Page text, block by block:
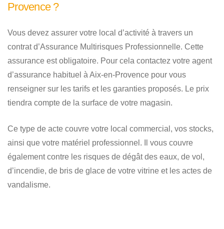
Provence ?
Vous devez assurer votre local d’activité à travers un
contrat d’Assurance Multirisques Professionnelle. Cette
assurance est obligatoire. Pour cela contactez votre agent
d’assurance habituel à Aix-en-Provence pour vous
renseigner sur les tarifs et les garanties proposés. Le prix
tiendra compte de la surface de votre magasin.
Ce type de acte couvre votre local commercial, vos stocks,
ainsi que votre matériel professionnel. Il vous couvre
également contre les risques de dégât des eaux, de vol,
d’incendie, de bris de glace de votre vitrine et les actes de
vandalisme.